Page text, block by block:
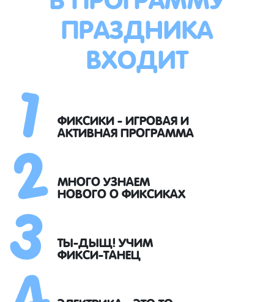
ПРАЗДНИКА
ВХОДИТ
ФИКСИКИ - ИГРОВАЯ И
АКТИВНАЯ ПРОГРАММА
МНОГО УЗНАЕМ
НОВОГО О ФИКСИКАХ
ТЫ-ДЫЩ! УЧИМ
ФИКСИ-ТАНЕЦ